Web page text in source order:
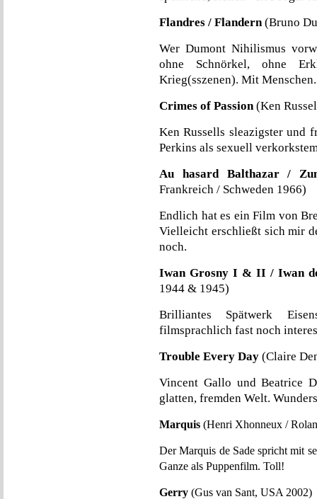
Flandres / Flandern(Bruno
Wer Dumont Nihilismus
ohne Schnörkel, ohne
Krieg(sszenen). Mit Menschen.
Crimes of Passion(Ken
Ken Russells sleazigster und
Perkins als sexuell
Au hasard Balthazar /
Frankreich / Schweden 1966)
Endlich hat es ein Film von
Vielleicht erschließt sich mir
noch.
Iwan Grosny I & II / Iwan
1944 & 1945)
Brilliantes Spätwerk
filmsprachlich fast noch
Trouble Every Day (Claire
Vincent Gallo und Beatrice
glatten, fremden Welt.
Marquis (Henri Xhonneux /
Der Marquis de Sade spricht mit
Ganze als Puppenfilm. Toll!
Gerry (Gus van Sant, USA 2002)